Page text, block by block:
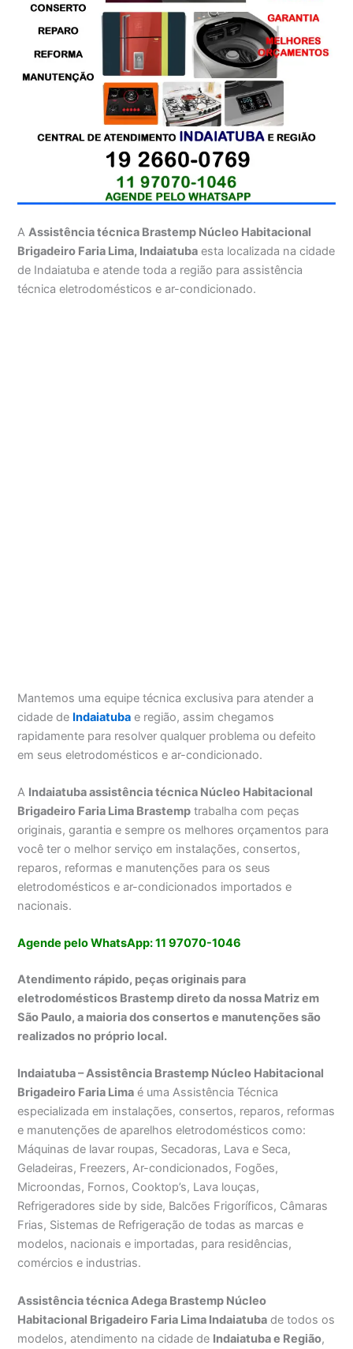
AAssistência técnica Brastemp Núcleo Habitacional
Brigadeiro Faria Lima, Indaiatuba esta localizada na cidade
de Indaiatuba e atende toda a região para assistência
técnica eletrodomésticos e ar-condicionado.
Mantemos uma equipe técnica exclusiva para atender a
cidade de Indaiatuba e região, assim chegamos
rapidamente para resolver qualquer problema ou defeito
em seus eletrodomésticos e ar-condicionado.
A Indaiatuba assistência técnica Núcleo Habitacional
Brigadeiro Faria Lima Brastemp trabalha com peças
originais, garantia e sempre os melhores orçamentos para
você ter o melhor serviço em instalações, consertos,
reparos, reformas e manutenções para os seus
eletrodomésticos e ar-condicionados importados e
nacionais.
Agende pelo WhatsApp: 11 97070-1046
Atendimento rápido, peças originais para
eletrodomésticos Brastemp direto da nossa Matriz em
São Paulo, a maioria dos consertos e manutenções são
realizados no próprio local.
Indaiatuba – Assistência Brastemp Núcleo Habitacional
Brigadeiro Faria Lima é uma Assistência Técnica
especializada em instalações, consertos, reparos, reformas
e manutenções de aparelhos eletrodomésticos como:
Máquinas de lavar roupas, Secadoras, Lava e Seca,
Geladeiras, Freezers, Ar-condicionados, Fogões,
Microondas, Fornos, Cooktop’s, Lava louças,
Refrigeradores side by side, Balcões Frigoríficos, Câmaras
Frias, Sistemas de Refrigeração de todas as marcas e
modelos, nacionais e importadas, para residências,
comércios e industrias.
Assistência técnica Adega Brastemp Núcleo
Habitacional Brigadeiro Faria Lima Indaiatuba de todos os
modelos, atendimento na cidade de Indaiatuba e Região,